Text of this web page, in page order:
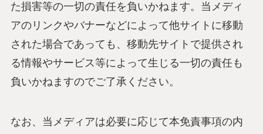
た損害等の一切の責任を負いかねます。当メディ
アのリンクやバナーなどによって他サイトに移動
された場合であっても、移動先サイトで提供され
る情報やサービス等によって生じる一切の責任も
負いかねますのでご了承ください。
なお、当メディアは必要に応じて本免責事項の内